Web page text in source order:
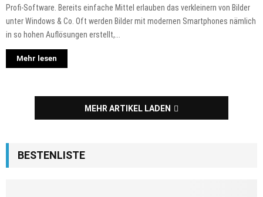
Profi-Software. Bereits einfache Mittel erlauben das verkleinern von Bilder
unter Windows & Co. Oft werden Bilder mit modernen Smartphones nämlich
in so hohen Auflösungen erstellt,...
Mehr lesen
MEHR ARTIKEL LADEN
BESTENLISTE